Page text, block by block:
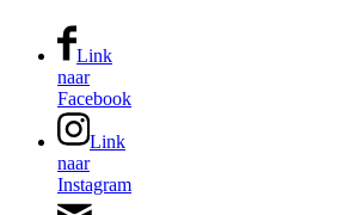
Link
naar
Facebook
Link
naar
Instagram